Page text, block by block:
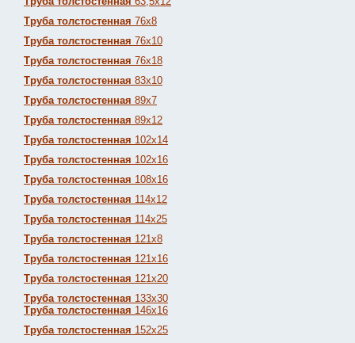
Труба толстостенная 76х8
Труба толстостенная 76х10
Труба толстостенная 76х18
Труба толстостенная 83х10
Труба толстостенная 89х7
Труба толстостенная 89х12
Труба толстостенная 102х14
Труба толстостенная 102х16
Труба толстостенная 108х16
Труба толстостенная 114х12
Труба толстостенная 114х25
Труба толстостенная 121х8
Труба толстостенная 121х16
Труба толстостенная 121х20
Труба толстостенная 133х30
Труба толстостенная 146х16
Труба толстостенная 152х25